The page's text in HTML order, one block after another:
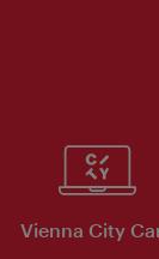
Vienna City